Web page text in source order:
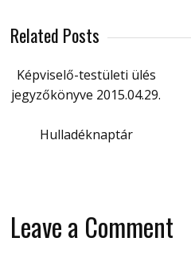
Related Posts
Képviselő-testületi ülés
jegyzőkönyve 2015.04.29.
Hulladéknaptár
Leave a Comment